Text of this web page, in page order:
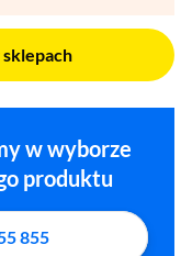
w wyborze
produktu
855